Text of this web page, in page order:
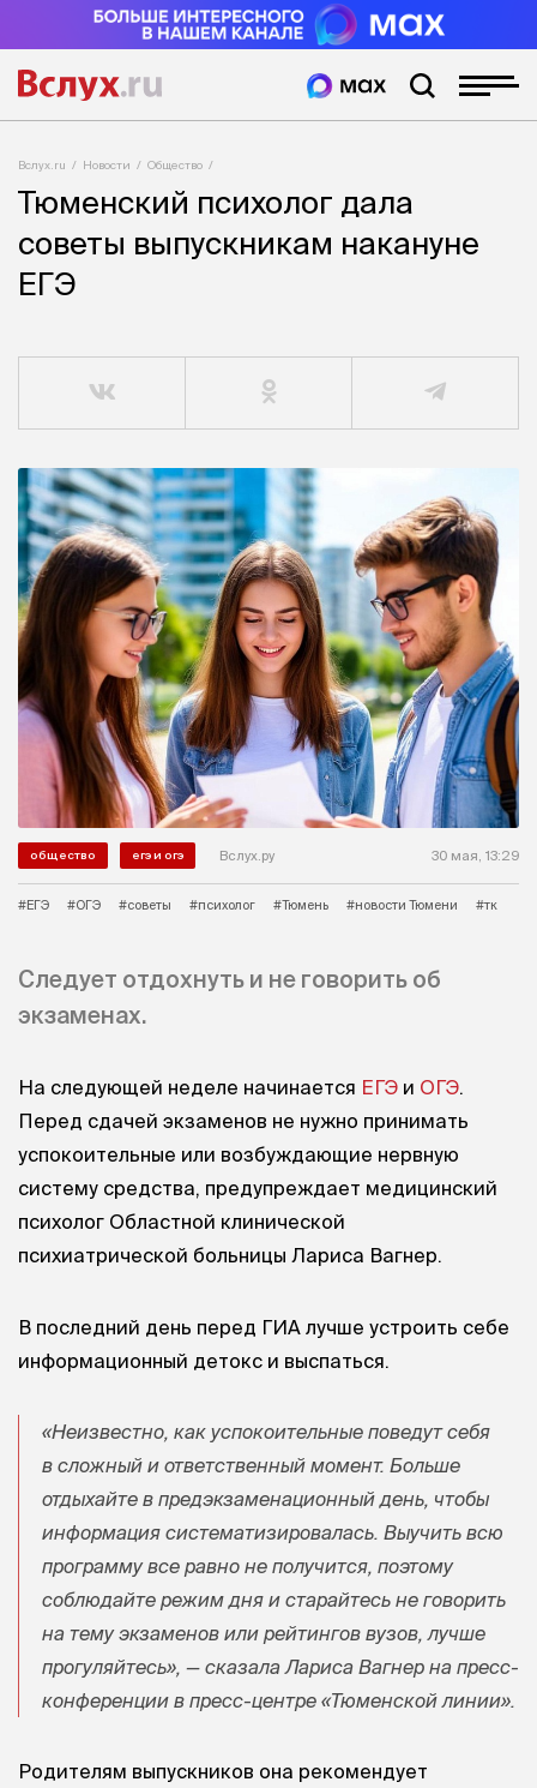
Вслух.ru Новости Общество
Тюменский психолог дала
советы выпускникам накануне
ЕГЭ
общество егэ и огэ Вслух.ру 30 мая, 13:29
#ЕГЭ #ОГЭ #советы #психолог #Тюмень #новости Тюмени #тк
Следует отдохнуть и не говорить об
экзаменах.
На следующей неделе начинается ЕГЭ и ОГЭ.
Перед сдачей экзаменов не нужно принимать
успокоительные или возбуждающие нервную
систему средства, предупреждает медицинский
психолог Областной клинической
психиатрической больницы Лариса Вагнер.
В последний день перед ГИА лучше устроить себе
информационный детокс и выспаться.
«Неизвестно, как успокоительные поведут себя
в сложный и ответственный момент. Больше
отдыхайте в предэкзаменационный день, чтобы
информация систематизировалась. Выучить всю
программу все равно не получится, поэтому
соблюдайте режим дня и старайтесь не говорить
на тему экзаменов или рейтингов вузов, лучше
прогуляйтесь», — сказала Лариса Вагнер на пресс-
конференции в пресс-центре «Тюменской линии».
Родителям выпускников она рекомендует